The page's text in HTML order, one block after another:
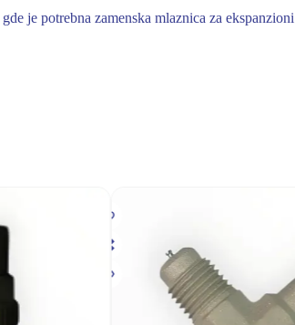
je potrebna zamenska mlaznica za